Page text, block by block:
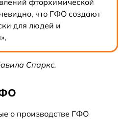
фторхимической
что ГФО создают
для людей и
Спаркс.
о производстве ГФО